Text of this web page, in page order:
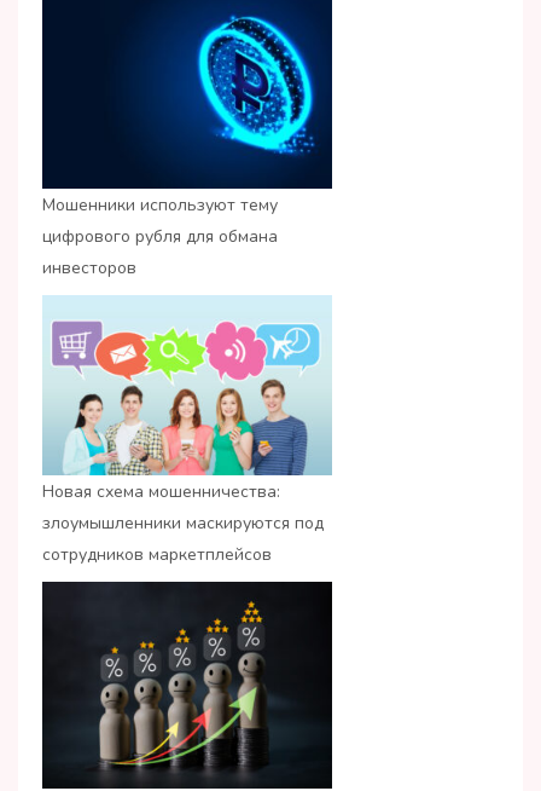
Мошенники используют тему
цифрового рубля для обмана
инвесторов
Новая схема мошенничества:
злоумышленники маскируются под
сотрудников маркетплейсов